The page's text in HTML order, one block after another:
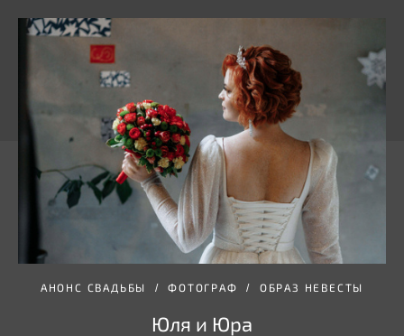
АНОНС СВАДЬБЫ ФОТОГРАФ ОБРАЗ НЕВЕСТЫ
Юля и Юра